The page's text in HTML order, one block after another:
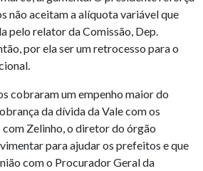
não aceitam a alíquota variável que
pelo relator da Comissão, Dep.
por ela ser um retrocesso para o
cobraram um empenho maior do
da dívida da Vale com os
Zelinho, o diretor do órgão
para ajudar os prefeitos e que
com o Procurador Geral da